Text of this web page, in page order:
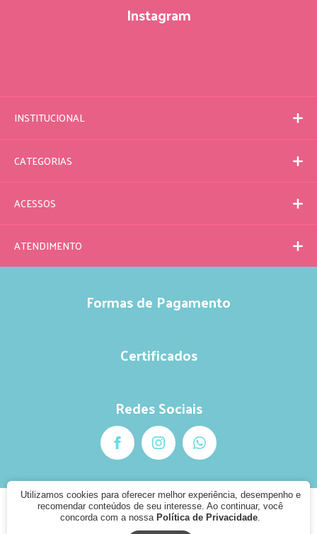
Instagram
INSTITUCIONAL
CATEGORIAS
ACESSOS
ATENDIMENTO
Formas de Pagamento
Certificados
Redes Sociais
© 2020 - Pule Kids
Utilizamos cookies para oferecer melhor experiência, desempenho e
recomendar conteúdos de seu interesse. Ao continuar, você
concorda com a nossa Política de Privacidade.